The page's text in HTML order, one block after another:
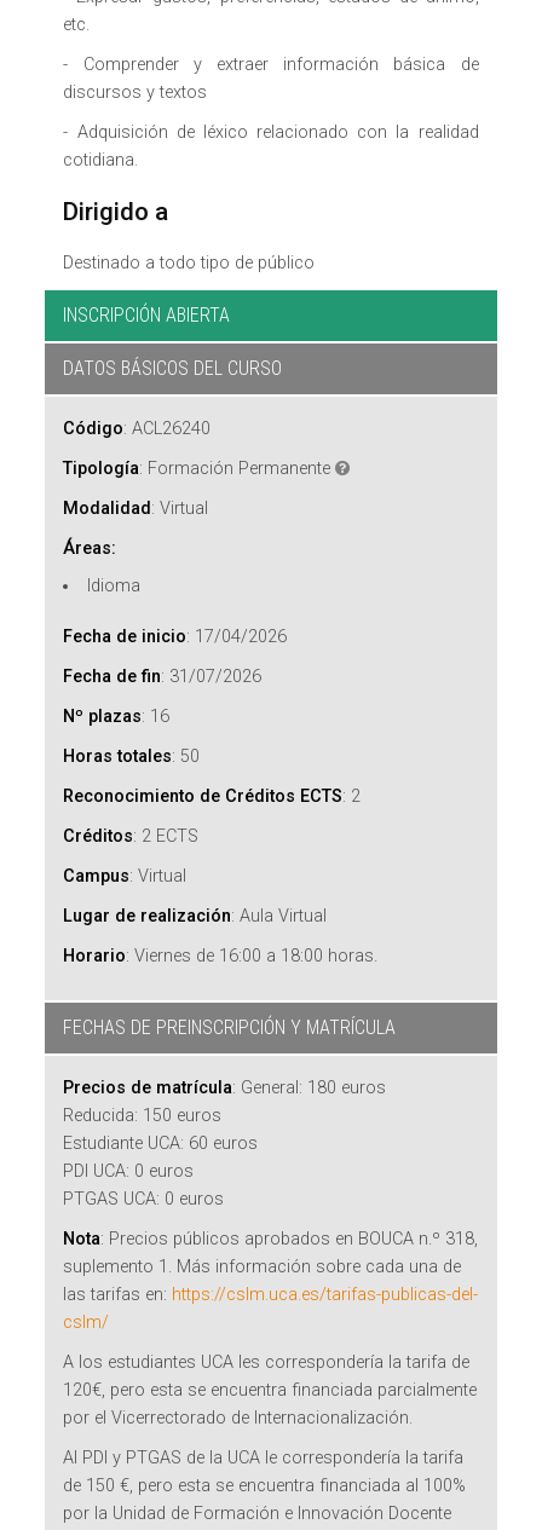
etc.
- Comprender y extraer información básica de
discursos y textos
- Adquisición de léxico relacionado con la realidad
cotidiana.
Dirigido a
Destinado a todo tipo de público
INSCRIPCIÓN ABIERTA
DATOS BÁSICOS DEL CURSO
Código:ACL26240
Tipología: Formación Permanente
Modalidad:Virtual
Áreas:
Idioma
Fecha de inicio: 17/04/2026
Fecha de fin: 31/07/2026
Nº plazas: 16
Horas totales: 50
Reconocimiento de Créditos ECTS: 2
Créditos: 2 ECTS
Campus:Virtual
Lugar de realización:Aula Virtual
Horario:Viernes de 16:00 a 18:00 horas.
FECHAS DE PREINSCRIPCIÓN Y MATRÍCULA
Precios de matrícula: General: 180 euros
Reducida: 150 euros
Estudiante UCA: 60 euros
PDI UCA: 0 euros
PTGAS UCA: 0 euros
Nota: Precios públicos aprobados en BOUCA n.º 318,
suplemento 1. Más información sobre cada una de
las tarifas en: https://cslm.uca.es/tarifas-publicas-del-
cslm/
A los estudiantes UCA les correspondería la tarifa de
120€, pero esta se encuentra financiada parcialmente
por el Vicerrectorado de Internacionalización.
Al PDI y PTGAS de la UCA le correspondería la tarifa
de 150 €, pero esta se encuentra financiada al 100%
por la Unidad de Formación e Innovación Docente